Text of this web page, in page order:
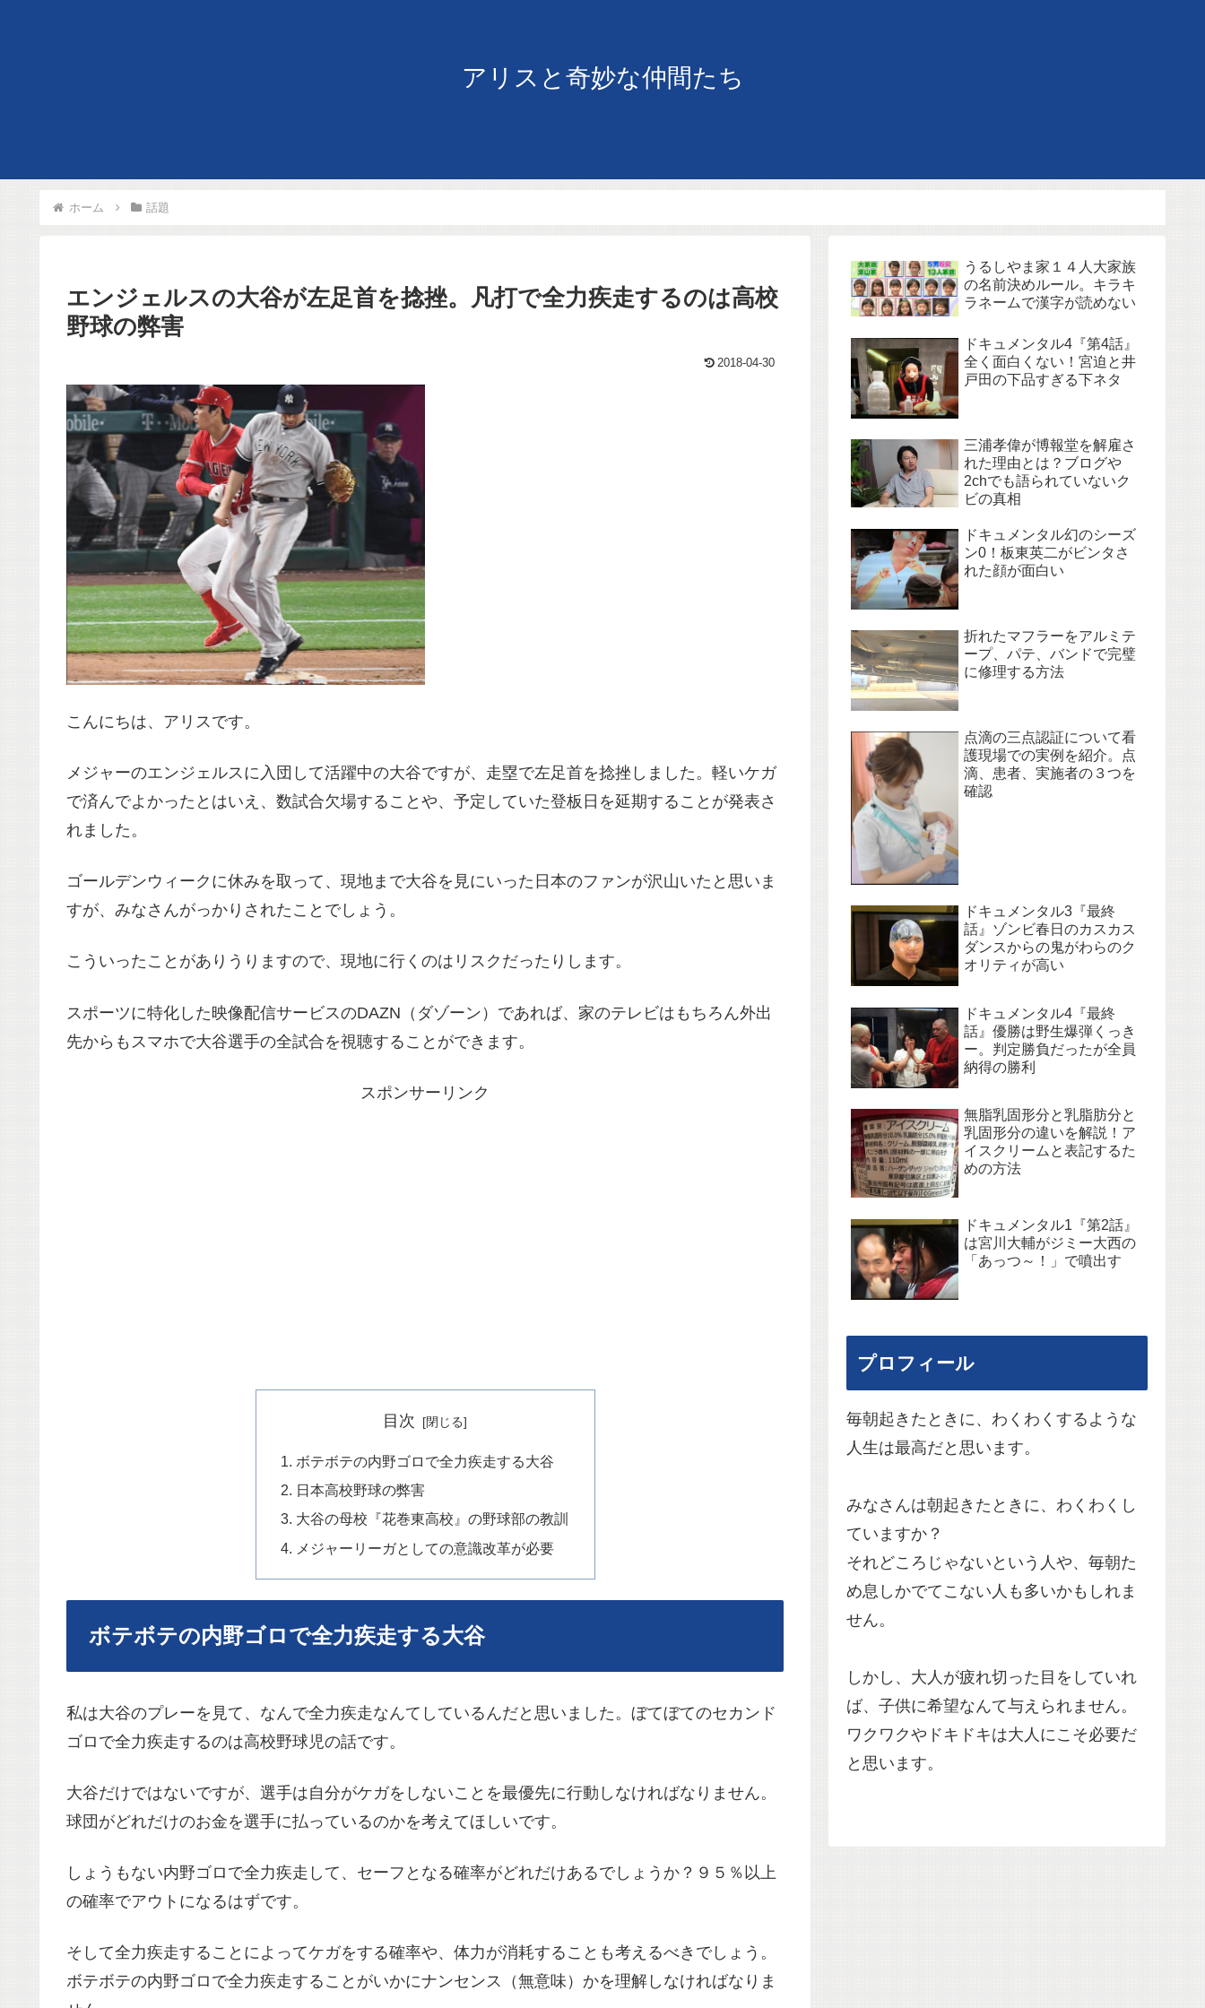
アリスと奇妙な仲間たち
ホーム 話題
エンジェルスの大谷が左足首を捻挫。凡打で全力疾走するのは高校
野球の弊害
2018-04-30
こんにちは、アリスです。
メジャーのエンジェルスに入団して活躍中の大谷ですが、走塁で左足首を捻挫しました。軽いケガ
で済んでよかったとはいえ、数試合欠場することや、予定していた登板日を延期することが発表さ
れました。
ゴールデンウィークに休みを取って、現地まで大谷を見にいった日本のファンが沢山いたと思いま
すが、みなさんがっかりされたことでしょう。
こういったことがありうりますので、現地に行くのはリスクだったりします。
スポーツに特化した映像配信サービスのDAZN（ダゾーン）であれば、家のテレビはもちろん外出
先からもスマホで大谷選手の全試合を視聴することができます。
スポンサーリンク
目次
ボテボテの内野ゴロで全力疾走する大谷
日本高校野球の弊害
大谷の母校『花巻東高校』の野球部の教訓
メジャーリーガとしての意識改革が必要
ボテボテの内野ゴロで全力疾走する大谷
私は大谷のプレーを見て、なんで全力疾走なんてしているんだと思いました。ぼてぼてのセカンド
ゴロで全力疾走するのは高校野球児の話です。
大谷だけではないですが、選手は自分がケガをしないことを最優先に行動しなければなりません。
球団がどれだけのお金を選手に払っているのかを考えてほしいです。
しょうもない内野ゴロで全力疾走して、セーフとなる確率がどれだけあるでしょうか？９５％以上
の確率でアウトになるはずです。
そして全力疾走することによってケガをする確率や、体力が消耗することも考えるべきでしょう。
ボテボテの内野ゴロで全力疾走することがいかにナンセンス（無意味）かを理解しなければなりま
うるしやま家１４人大家族
の名前決めルール。キラキ
ラネームで漢字が読めない
ドキュメンタル4『第4話』
全く面白くない！宮迫と井
戸田の下品すぎる下ネタ
三浦孝偉が博報堂を解雇さ
れた理由とは？ブログや
2chでも語られていないク
ビの真相
ドキュメンタル幻のシーズ
ン0！板東英二がビンタさ
れた顔が面白い
折れたマフラーをアルミテ
ープ、パテ、バンドで完璧
に修理する方法
点滴の三点認証について看
護現場での実例を紹介。点
滴、患者、実施者の３つを
確認
ドキュメンタル3『最終
話』ゾンビ春日のカスカス
ダンスからの鬼がわらのク
オリティが高い
ドキュメンタル4『最終
話』優勝は野生爆弾くっき
ー。判定勝負だったが全員
納得の勝利
無脂乳固形分と乳脂肪分と
乳固形分の違いを解説！ア
イスクリームと表記するた
めの方法
ドキュメンタル1『第2話』
は宮川大輔がジミー大西の
「あっつ～！」で噴出す
プロフィール
毎朝起きたときに、わくわくするような
人生は最高だと思います。
みなさんは朝起きたときに、わくわくし
ていますか？
それどころじゃないという人や、毎朝た
め息しかでてこない人も多いかもしれま
せん。
しかし、大人が疲れ切った目をしていれ
ば、子供に希望なんて与えられません。
ワクワクやドキドキは大人にこそ必要だ
と思います。